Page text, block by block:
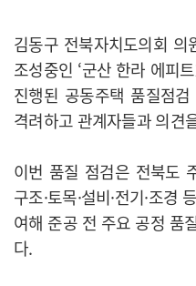
김동구 전북자치도의회
조성중인 ‘군산 한라 에피
진행된 공동주택 품질점
격려하고 관계자들과 의견
이번 품질 점검은 전북도
구조·토목·설비·전기·조경
여해 준공 전 주요 공정 품
다.